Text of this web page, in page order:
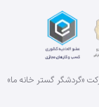
«گردشگر گستر خانه ما»